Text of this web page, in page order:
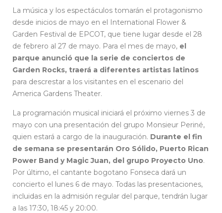
La música y los espectáculos tomarán el protagonismo
desde inicios de mayo en el International Flower &
Garden Festival de EPCOT, que tiene lugar desde el 28
de febrero al 27 de mayo. Para el mes de mayo, el
parque anunció que la serie de conciertos de
Garden Rocks, traerá a diferentes artistas latinos
para descrestar a los visitantes en el escenario del
America Gardens Theater.
La programación musical iniciará el próximo viernes 3 de
mayo con una presentación del grupo Monsieur Periné,
quien estará a cargo de la inauguración. Durante el fin
de semana se presentarán Oro Sólido, Puerto Rican
Power Band y Magic Juan, del grupo Proyecto Uno.
Por último, el cantante bogotano Fonseca dará un
concierto el lunes 6 de mayo. Todas las presentaciones,
incluidas en la admisión regular del parque, tendrán lugar
a las 17:30, 18:45 y 20:00.